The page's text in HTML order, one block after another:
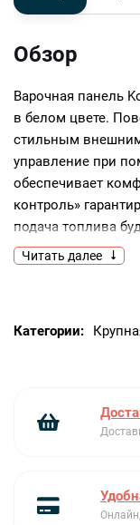
Обзор
Варочная панель
в белом цвете.
стильным
управление при
обеспечивает
контроль»
подача топлива
из стекла4
Читать далее
Категории: